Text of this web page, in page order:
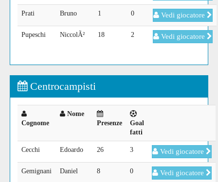
Prati Bruno 1 0 Vedi giocatore
Pupeschi NiccolÃ² 18 2 Vedi giocatore
Centrocampisti
Cognome
Nome
Presenze
Goal
fatti
Cecchi Edoardo 26 3 Vedi giocatore
Gemignani Daniel 8 0 Vedi giocatore